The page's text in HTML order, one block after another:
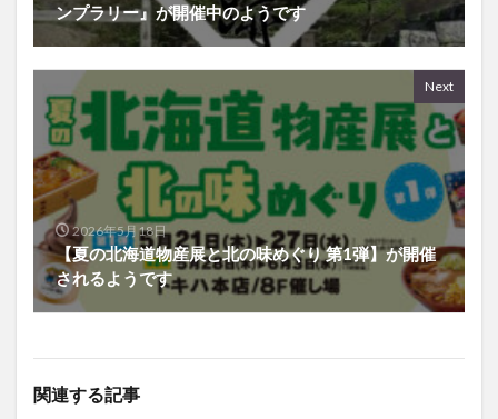
ンプラリー』が開催中のようです
Next
2026年5月18日
【夏の北海道物産展と北の味めぐり 第1弾】が開催
されるようです
関連する記事